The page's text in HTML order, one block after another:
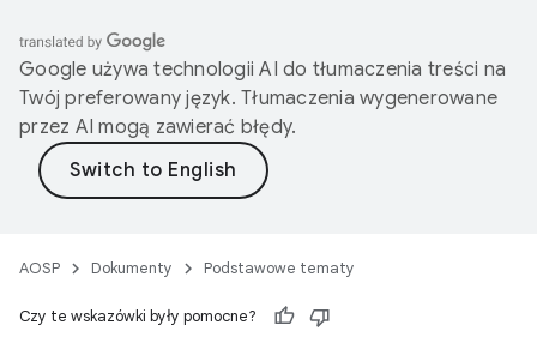
Google używa technologii AI do tłumaczenia treści na
Twój preferowany język. Tłumaczenia wygenerowane
przez AI mogą zawierać błędy.
AOSP Dokumenty Podstawowe tematy
Czy te wskazówki były pomocne?